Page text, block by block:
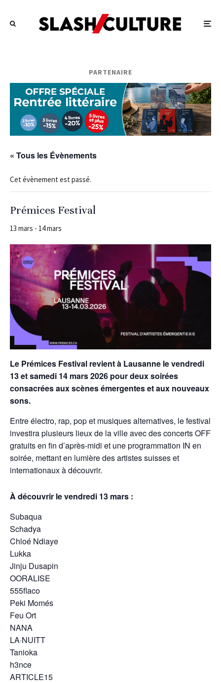
PARTENAIRE
« Tous les Évènements
Cet évènement est passé.
Prémices Festival
13 mars - 14 mars
Le Prémices Festival revient à Lausanne le vendredi
13 et samedi 14 mars 2026 pour deux soirées
consacrées aux scènes émergentes et aux nouveaux
sons.
Entre électro, rap, pop et musiques alternatives, le festival
investira plusieurs lieux de la ville avec des concerts OFF
gratuits en fin d’après-midi et une programmation IN en
soirée, mettant en lumière des artistes suisses et
internationaux à découvrir.
À découvrir le vendredi 13 mars :
Subaqua
Schadya
Chloé Ndiaye
Lukka
Jinju Dusapin
OORALISE
555flaco
Peki Momés
Feu Ort
NANA
LA·NUITT
Tanioka
h3nce
ARTICLE15